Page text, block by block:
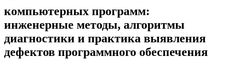
компьютерных программ:
инженерные методы, алгоритмы
диагностики и практика выявления
дефектов программного обеспечения